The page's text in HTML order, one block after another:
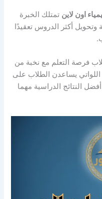
اون لاين تمتلك الخبرة
وتحويل أكثر الدروس تعقيدًا
فرصة التعلم مع نخبة من
يساعدن الطلاب على
النتائج الدراسية مهما